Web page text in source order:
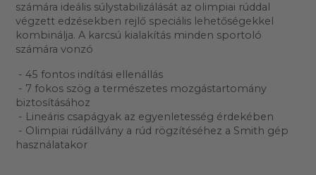
számára ideális súlystabilizálását az olimpiai rúddal
végzett edzésekben rejlő speciális lehetőségekkel
kombinálja. A karcsú kialakítás minden sportoló
számára vonzó
- 45 fontos indítási ellenállás
- 7 fokos szög a természetes mozgástartomány
biztosításához
- Lineáris csapágyak az egyenletesség érdekében
- Olimpiai rúdállvány a rúd rögzítéséhez a Smith gép
használatakor